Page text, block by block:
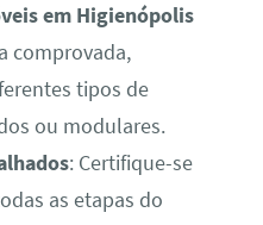
em Higienópolis
comprovada,
tipos de
ou modulares.
: Certifique-se
as etapas do